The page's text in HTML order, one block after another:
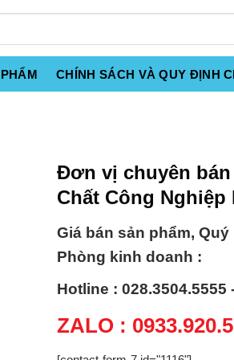
CHÍNH SÁCH VÀ QUY ĐỊNH
Đơn vị chuyên
Chất Công Nghiệp
Giá bán sản phẩm,
Phòng kinh doanh :
Hotline : 028.3504.5555
ZALO :